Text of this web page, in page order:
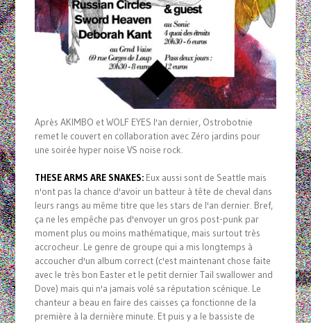
Après AKIMBO et WOLF EYES l'an dernier, Ostrobotnie
remet le couvert en collaboration avec Zéro jardins pour
une soirée hyper noise VS noise rock.
THESE ARMS ARE SNAKES:Eux aussi sont de Seattle mais
n'ont pas la chance d'avoir un batteur à tête de cheval dans
leurs rangs au même titre que les stars de l'an dernier. Bref,
ça ne les empêche pas d'envoyer un gros post-punk par
moment plus ou moins mathématique, mais surtout très
accrocheur. Le genre de groupe qui a mis longtemps à
accoucher d'un album correct (c'est maintenant chose faite
avec le très bon Easter et le petit dernier Tail swallower and
Dove) mais qui n'a jamais volé sa réputation scénique. Le
chanteur a beau en faire des caisses ça fonctionne de la
première à la dernière minute. Et puis y a le bassiste de